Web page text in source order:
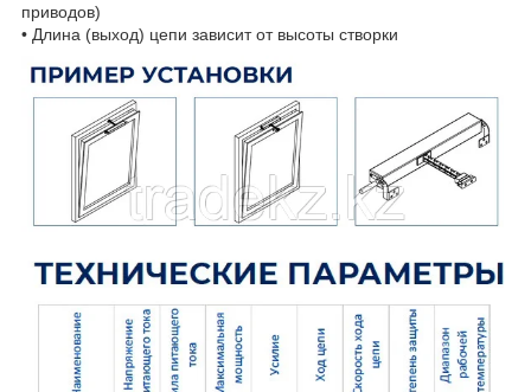
приводов)
• Длина (выход) цепи зависит от высоты створки